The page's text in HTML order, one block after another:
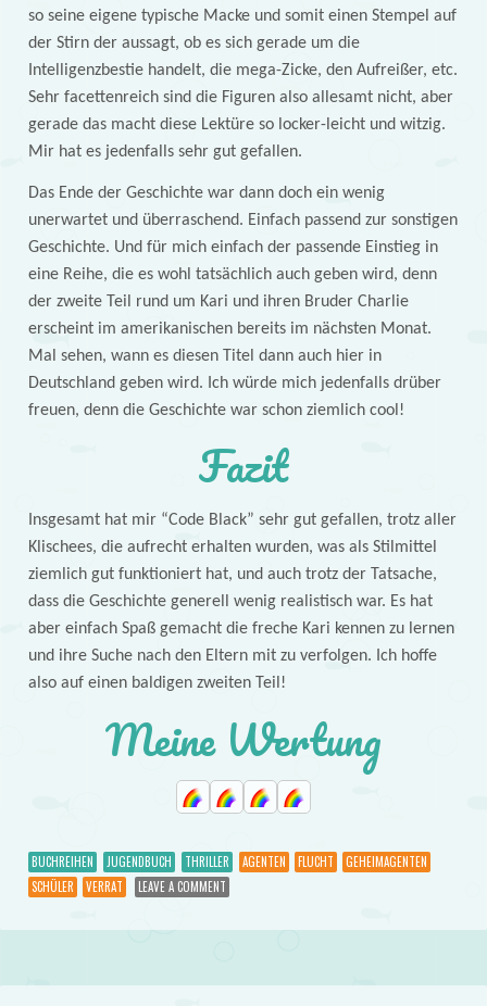
so seine eigene typische Macke und somit einen Stempel auf
der Stirn der aussagt, ob es sich gerade um die
Intelligenzbestie handelt, die mega-Zicke, den Aufreißer, etc.
Sehr facettenreich sind die Figuren also allesamt nicht, aber
gerade das macht diese Lektüre so locker-leicht und witzig.
Mir hat es jedenfalls sehr gut gefallen.
Das Ende der Geschichte war dann doch ein wenig
unerwartet und überraschend. Einfach passend zur sonstigen
Geschichte. Und für mich einfach der passende Einstieg in
eine Reihe, die es wohl tatsächlich auch geben wird, denn
der zweite Teil rund um Kari und ihren Bruder Charlie
erscheint im amerikanischen bereits im nächsten Monat.
Mal sehen, wann es diesen Titel dann auch hier in
Deutschland geben wird. Ich würde mich jedenfalls drüber
freuen, denn die Geschichte war schon ziemlich cool!
Fazit
Insgesamt hat mir “Code Black” sehr gut gefallen, trotz aller
Klischees, die aufrecht erhalten wurden, was als Stilmittel
ziemlich gut funktioniert hat, und auch trotz der Tatsache,
dass die Geschichte generell wenig realistisch war. Es hat
aber einfach Spaß gemacht die freche Kari kennen zu lernen
und ihre Suche nach den Eltern mit zu verfolgen. Ich hoffe
also auf einen baldigen zweiten Teil!
Meine Wertung
BUCHREIHEN JUGENDBUCH THRILLER AGENTEN FLUCHT
GEHEIMAGENTEN
SCHÜLER
VERRAT LEAVE A COMMENT